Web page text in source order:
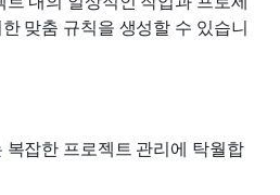
맞춤 규칙을 생성할 수 있습니
복잡한 프로젝트 관리에 탁월합